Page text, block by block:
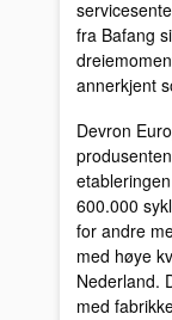
fra Bafang
annerkjent
Devron
600.000
for andre
med høye
Nederland.
med